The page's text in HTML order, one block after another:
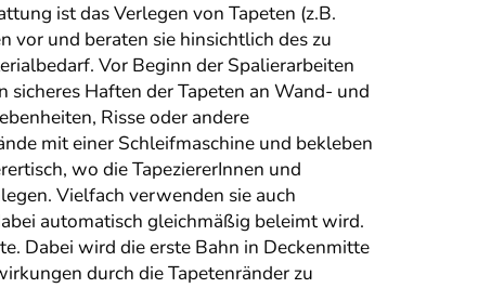
ist das Verlegen von Tapeten (z.B.
vor und beraten sie hinsichtlich des zu
Vor Beginn der Spalierarbeiten
Haften der Tapeten an Wand- und
Risse oder andere
mit einer Schleifmaschine und bekleben
wo die TapeziererInnen und
Vielfach verwenden sie auch
automatisch gleichmäßig beleimt wird.
Dabei wird die erste Bahn in Deckenmitte
durch die Tapetenränder zu